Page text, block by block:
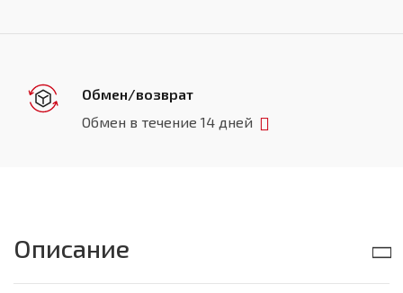
Обмен/возврат
Обмен в течение 14 дней
Описание